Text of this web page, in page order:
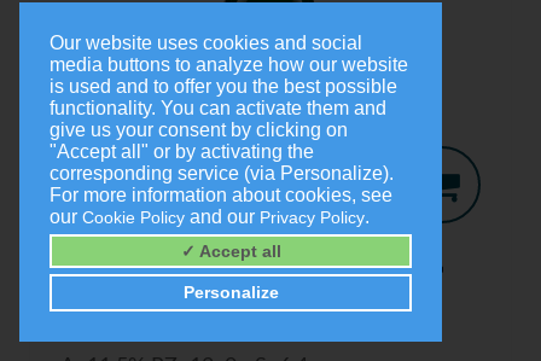
Jo-Secco
Trocken
9,00 €
Our website uses cookies and social
media buttons to analyze how our website
is used and to offer you the best possible
functionality. You can activate them and
give us your consent by clicking on
"Accept all" or by activating the
corresponding service (via Personalize).
For more information about cookies, see
our Cookie Policy and our Privacy Policy.
✓ Accept all
Personalize